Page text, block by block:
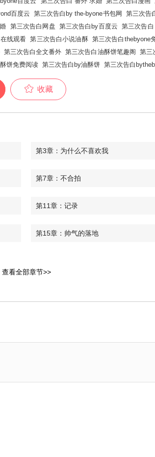
百度云 第三次告白by the-byone书包网 第三次告
第三次告白网盘 第三次告白by百度云 第三次告
线观看 第三次告白小说油酥 第三次告白thebyone
第三次告白全文番外 第三次告白油酥饼笔趣阁 第三
饼免费阅读 第三次告白by油酥饼 第三次告白
收藏
第3章：为什么不喜欢我
第7章：不合拍
第11章：记录
第15章：帅气的落地
第30章：太开心了
查看全部章节>>